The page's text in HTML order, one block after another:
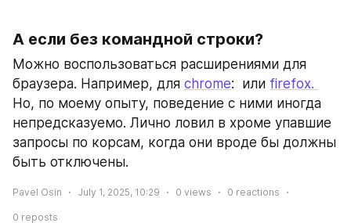
А если без командной строки?
Можно воспользоваться расширениями для
браузера. Например, для chrome:  или
Но, по моему опыту, поведение с ними иногда
непредсказуемо. Лично ловил в хроме упавшие
запросы по корсам, когда они вроде бы должны
быть отключены.
Pavel Osin July 1, 2025, 10:29 0 views 0 reactions
0 reposts